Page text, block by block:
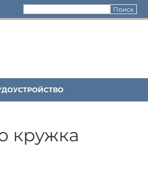
кружка